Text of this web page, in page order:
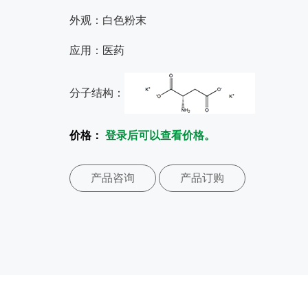
外观：白色粉末
应用：医药
分子结构：
价格： 登录后可以查看价格。
产品咨询 产品订购